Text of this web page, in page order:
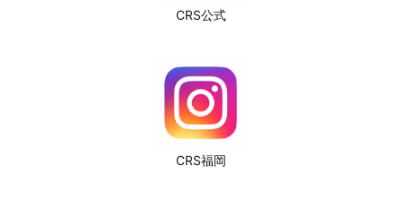
CRS公式
CRS福岡